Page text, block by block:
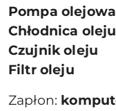
Pompa olejowa
Chłodnica oleju
Czujnik oleju
Filtr oleju
Zapłon: